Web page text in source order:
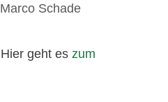
Marco Schade
Hier geht es zum